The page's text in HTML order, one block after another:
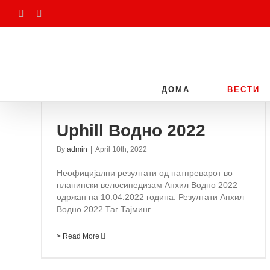
content
Facebook
ДОМА ВЕСТИ
Uphill Водно 2022
By admin April 10th, 2022
Неофицијални резултати од натпреварот во
планински велосипедизам Апхил Водно 2022
одржан на 10.04.2022 година. Резултати Апхил
Водно 2022 Таг Тајминг
> Read More